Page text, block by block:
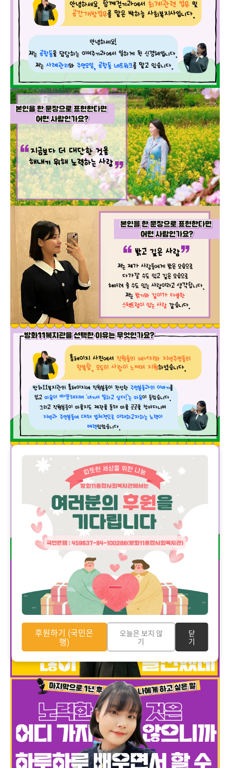
후원하기 (국민은
행)
오늘은 보지 않
기
닫
기